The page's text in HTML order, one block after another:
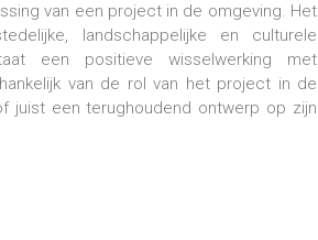
van een project in de omgeving. Het
landschappelijke en culturele
een positieve wisselwerking met
van de rol van het project in de
juist een terughoudend ontwerp op zijn